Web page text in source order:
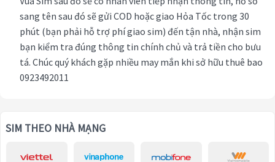
sang tên sau đó sẽ gửi COD hoặc giao Hỏa Tốc trong 30
phút (bạn phải hỗ trợ phí giao sim) đến tận nhà, nhận sim
bạn kiểm tra đúng thông tin chính chủ và trả tiền cho bưu
tá. Chúc quý khách gặp nhiều may mắn khi sở hữu thuê bao
0923492011
SIM THEO NHÀ MẠNG